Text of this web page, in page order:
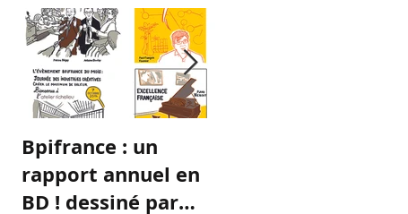
Bpifrance : un
rapport annuel en
BD ! dessiné par